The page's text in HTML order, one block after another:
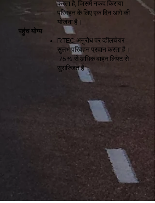
करता है, जिसमें नकद किराया
परिवहन के लिए एक दिन आगे की
योजना है।
पहुंच योग्य
RTEC अनुरोध पर व्हीलचेयर
सुलभ परिवहन प्रदान करता है।
75% से अधिक वाहन लिफ्ट से
सुसज्जित हैं।